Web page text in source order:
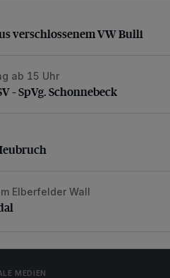
verschlossenem VW Bulli
verschlossenem VW Bulli
SpVg. Schonnebeck
ab 15 Uhr
– SpVg. Schonnebeck
Elberfelder Wall
MEDIEN